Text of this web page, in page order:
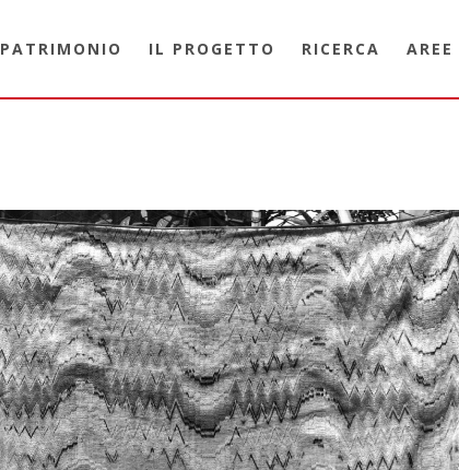
PATRIMONIO IL PROGETTO RICERCA